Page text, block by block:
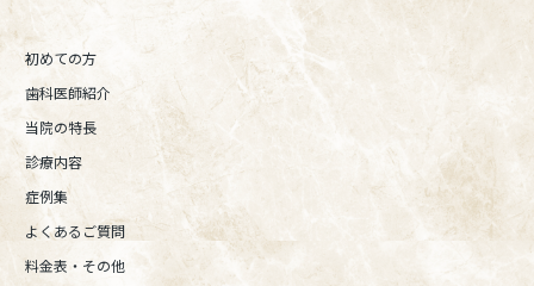
初めての方
歯科医師紹介
当院の特長
診療内容
症例集
よくあるご質問
料金表・その他